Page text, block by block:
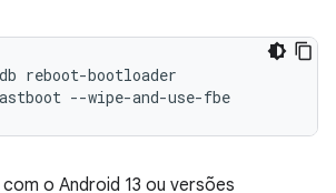
reboot-bootloader
--wipe-and-use-fbe
o Android 13 ou versões